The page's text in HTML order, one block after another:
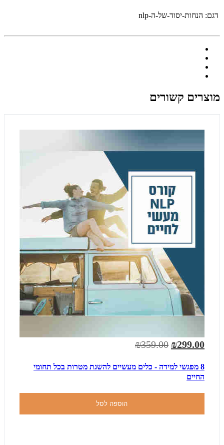
דגם: הנחות-יסוד-של-ה-nlp
מוצרים קשורים
₪299.00
₪359.00
8 מפגשי למידה - כלים מעשיים להשגת מטרות בכל תחומי
החיים
הוספה לסל